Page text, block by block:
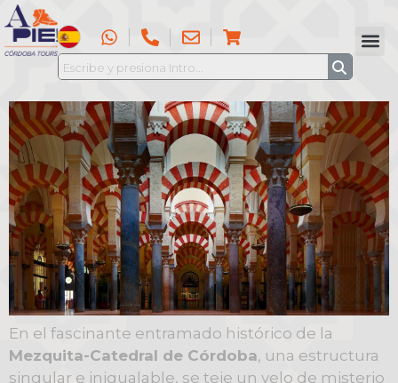
En el fascinante entramado histórico de la
Mezquita-Catedral de Córdoba, una estructura
singular e inigualable, se teje un velo de misterio